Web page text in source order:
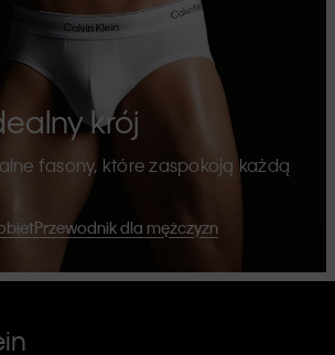
krój
fasony, które zaspokoją każdą
Przewodnik dla mężczyzn